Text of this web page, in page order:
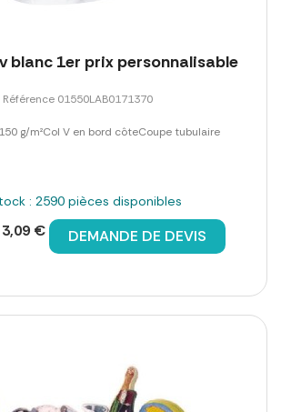
blanc 1er prix personnalisable
Référence 01550LAB0171370
g/m²Col V en bord côteCoupe tubulaire
: 2590 pièces disponibles
3,09 € DEMANDE DE DEVIS